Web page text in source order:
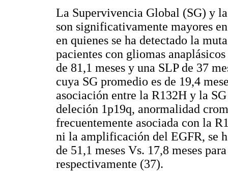
La Supervivencia Global (SG) y
son significativamente mayores
en quienes se ha detectado la
pacientes con gliomas
de 81,1 meses y una SLP de 37
cuya SG promedio es de 19,4
asociación entre la R132H y la
deleción 1p19q, anormalidad
frecuentemente asociada con la
ni la amplificación del EGFR, se
de 51,1 meses Vs. 17,8 meses
respectivamente (37).